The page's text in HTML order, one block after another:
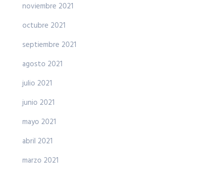
noviembre 2021
octubre 2021
septiembre 2021
agosto 2021
julio 2021
junio 2021
mayo 2021
abril 2021
marzo 2021